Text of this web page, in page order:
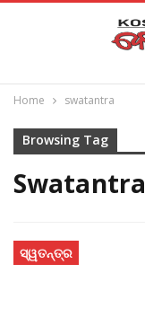
Home swatantra
Browsing Tag
Swatantra
ସ୍ୱତନ୍ତ୍ର